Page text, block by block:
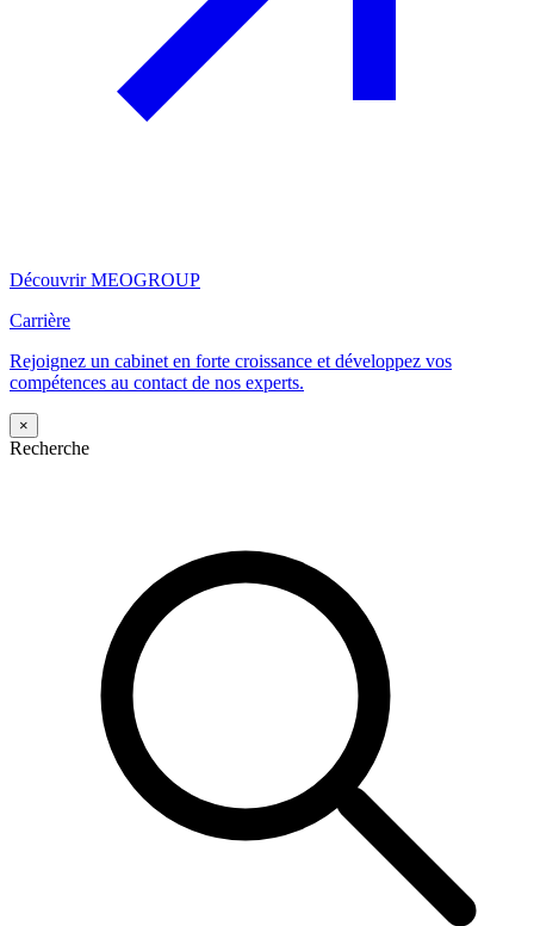
Découvrir MEOGROUP
Carrière
Rejoignez un cabinet en forte croissance et développez vos
compétences au contact de nos experts.
×
Recherche